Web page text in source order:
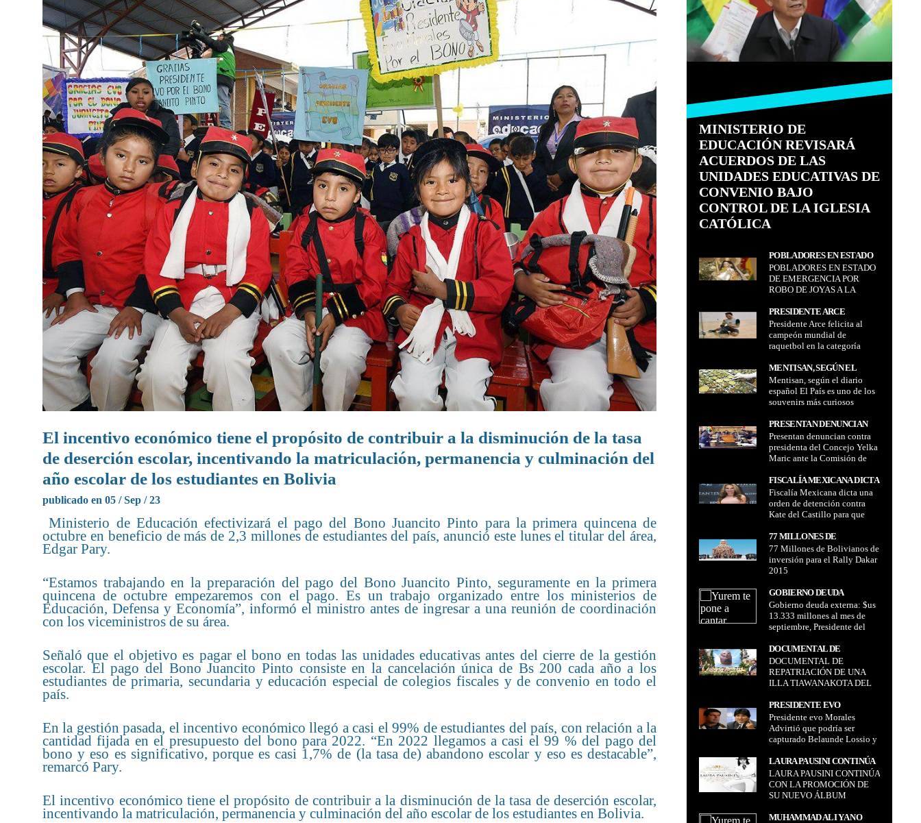
El incentivo económico tiene el propósito de contribuir a la disminución de la tasa
de deserción escolar, incentivando la matriculación, permanencia y culminación del
año escolar de los estudiantes en Bolivia
publicado en 05 / Sep / 23
Ministerio de Educación efectivizará el pago del Bono Juancito Pinto para la primera quincena de
octubre en beneficio de más de 2,3 millones de estudiantes del país, anunció este lunes el titular del área,
Edgar Pary.
“Estamos trabajando en la preparación del pago del Bono Juancito Pinto, seguramente en la primera
quincena de octubre empezaremos con el pago. Es un trabajo organizado entre los ministerios de
Educación, Defensa y Economía”, informó el ministro antes de ingresar a una reunión de coordinación
con los viceministros de su área.
Señaló que el objetivo es pagar el bono en todas las unidades educativas antes del cierre de la gestión
escolar. El pago del Bono Juancito Pinto consiste en la cancelación única de Bs 200 cada año a los
estudiantes de primaria, secundaria y educación especial de colegios fiscales y de convenio en todo el
país.
En la gestión pasada, el incentivo económico llegó a casi el 99% de estudiantes del país, con relación a la
cantidad fijada en el presupuesto del bono para 2022. “En 2022 llegamos a casi el 99 % del pago del
bono y eso es significativo, porque es casi 1,7% de (la tasa de) abandono escolar y eso es destacable”,
remarcó Pary.
El incentivo económico tiene el propósito de contribuir a la disminución de la tasa de deserción escolar,
incentivando la matriculación, permanencia y culminación del año escolar de los estudiantes en Bolivia.
MINISTERIO DE
EDUCACIÓN REVISARÁ
ACUERDOS DE LAS
UNIDADES EDUCATIVAS DE
CONVENIO BAJO
CONTROL DE LA IGLESIA
CATÓLICA
POBLADORES EN ESTADO
DE EMERGENCIA POR
ROBO DE JOYAS A LA
VIRGEN DE COPACABANA
POBLADORES EN ESTADO
DE EMERGENCIA POR
ROBO DE JOYAS A LA
PRESIDENTE ARCE
FELICITA AL CAMPEÓN
MUNDIAL DE RAQUETBOL
EN LA CATEGORÍA OPEN
CONRRADO MOSCOSO
Presidente Arce felicita al
campeón mundial de
raquetbol en la categoría
MENTISAN, SEGÚN EL
DIARIO ESPAÑOL EL PAÍS
ES UNO DE LOS SOUVENIRS
MÁS CURIOSOS
Mentisan, según el diario
español El País es uno de los
souvenirs más curiosos
PRESENTAN DENUNCIAN
CONTRA PRESIDENTA DEL
CONCEJO YELKA MARIC
ANTE LA COMISIÓN DE
ÉTICA POR CASO
CONSTRUCCIONES
Presentan denuncian contra
presidenta del Concejo Yelka
Maric ante la Comisión de
Construcciones
FISCALÍA MEXICANA DICTA
UNA ORDEN DE
DETENCIÓN CONTRA KATE
DEL CASTILLO PARA QUE
Fiscalía Mexicana dicta una
orden de detención contra
Kate del Castillo para que
77 MILLONES DE
BOLIVIANOS DE
INVERSIÓN PARA EL RALLY
DAKAR 2015
77 Millones de Bolivianos de
inversión para el Rally Dakar
2015
GOBIERNO DEUDA
EXTERNA: $US 13.333
MILLONES AL MES DE
SEPTIEMBRE, PRESIDENTE
RODRÍGUEZ: DEUDA
TOTAL ESTÁ EN TORNO A
LOS $US 30.000 MILLONES
Gobierno deuda externa: $us
13.333 millones al mes de
septiembre, Presidente del
Rodríguez: deuda total está
en torno a los $us 30.000
millones
DOCUMENTAL DE
REPATRIACIÓN DE UNA
ILLA TIAWANAKOTA DEL
EKEKO
DOCUMENTAL DE
REPATRIACIÓN DE UNA
ILLA TIAWANAKOTA DEL
PRESIDENTE EVO
MORALES ADVIRTIÓ QUE
PODRÍA SER CAPTURADO
BELAUNDE LOSSIO Y QUE
SU INGRESO FUE ILEGAL
Presidente evo Morales
Advirtió que podría ser
capturado Belaunde Lossio y
LAURA PAUSINI CONTINÚA
CON LA PROMOCIÓN DE SU
NUEVO ÁLBUM
LAURA PAUSINI CONTINÚA
CON LA PROMOCIÓN DE
SU NUEVO ÁLBUM
MUHAMMAD ALI YA NO